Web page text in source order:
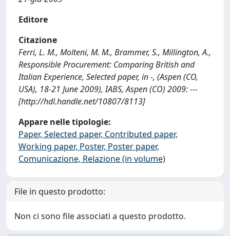
Editore
Citazione
Ferri, L. M., Molteni, M. M., Brammer, S., Millington, A.,
Responsible Procurement: Comparing British and
Italian Experience, Selected paper, in -, (Aspen (CO,
USA), 18-21 June 2009), IABS, Aspen (CO) 2009: ---
[http://hdl.handle.net/10807/8113]
Appare nelle tipologie:
Paper, Selected paper, Contributed paper,
Working paper, Poster, Poster paper,
Comunicazione, Relazione (in volume)
File in questo prodotto:
Non ci sono file associati a questo prodotto.